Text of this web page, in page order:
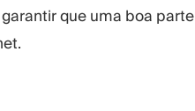
que uma boa parte